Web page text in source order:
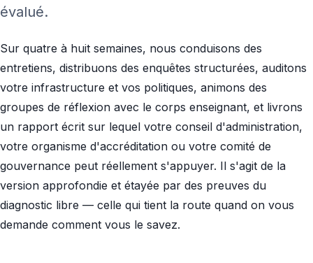
évalué.
Sur quatre à huit semaines, nous conduisons des
entretiens, distribuons des enquêtes structurées, auditons
votre infrastructure et vos politiques, animons des
groupes de réflexion avec le corps enseignant, et livrons
un rapport écrit sur lequel votre conseil d'administration,
votre organisme d'accréditation ou votre comité de
gouvernance peut réellement s'appuyer. Il s'agit de la
version approfondie et étayée par des preuves du
diagnostic libre — celle qui tient la route quand on vous
demande comment vous le savez.